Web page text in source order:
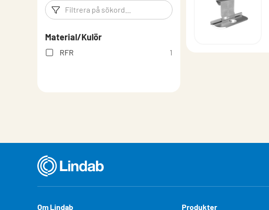
Filtreringsord Filtrera produkter
Material/Kulör
RFR 1
Om Lindab Produkter